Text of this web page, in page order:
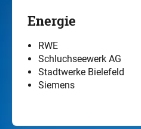
Energie
RWE
Schluchseewerk AG
Stadtwerke Bielefeld
Siemens